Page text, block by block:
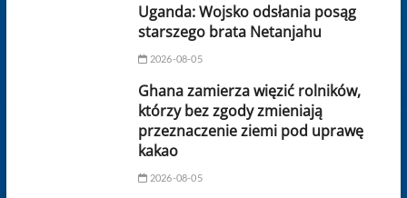
Uganda: Wojsko odsłania posąg
starszego brata Netanjahu
2026-08-05
Ghana zamierza więzić rolników,
którzy bez zgody zmieniają
przeznaczenie ziemi pod uprawę
kakao
2026-08-05